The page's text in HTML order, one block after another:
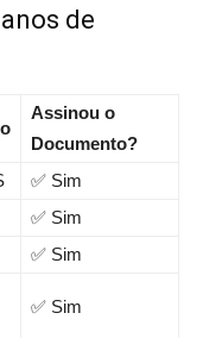
de
Assinou o
Documento?
✅ Sim
✅ Sim
✅ Sim
✅ Sim